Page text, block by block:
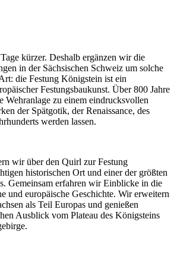
kürzer. Deshalb ergänzen wir die
in der Sächsischen Schweiz um solche
die Festung Königstein ist ein
Festungsbaukunst. Über 800 Jahre
Wehranlage zu einem eindrucksvollen
der Spätgotik, der Renaissance, des
werden lassen.
wir über den Quirl zur Festung
historischen Ort und einer der größten
Gemeinsam erfahren wir Einblicke in die
und europäische Geschichte. Wir erweitern
als Teil Europas und genießen
Ausblick vom Plateau des Königsteins